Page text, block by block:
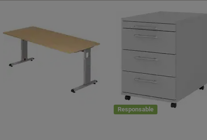
Responsable